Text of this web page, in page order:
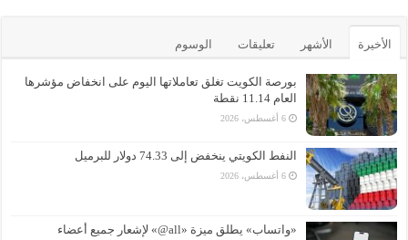
الأخيرة الأشهر تعليقات الوسوم
بورصة الكويت تغلق تعاملاتها اليوم على انخفاض مؤشرها
العام 11.14 نقطة
6 أغسطس، 2026
النفط الكويتي ينخفض إلى 74.33 دولار للبرميل
6 أغسطس، 2026
«واتساب» يطلق ميزة «all@» لإشعار جميع أعضاء